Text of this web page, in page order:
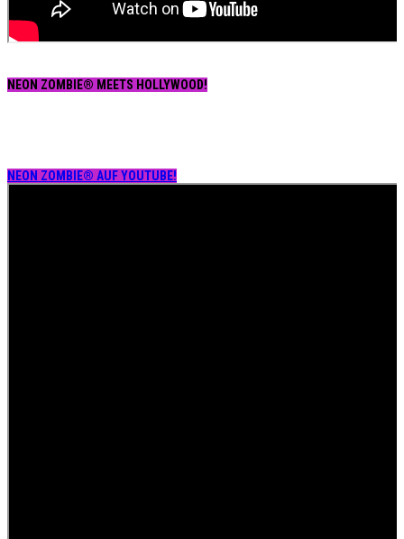
NEON ZOMBIE® MEETS HOLLYWOOD!
NEON ZOMBIE® AUF YOUTUBE!